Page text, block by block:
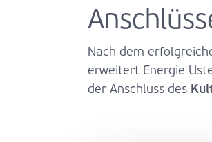
Nach dem
erweitert Energie
der Anschluss des